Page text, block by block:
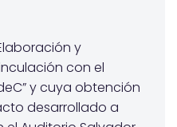
y
con el
y cuya obtención
desarrollado a